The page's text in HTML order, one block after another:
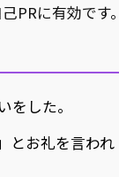
PRに有効です
した。
とお礼を言われ